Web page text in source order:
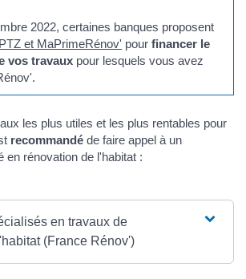
2022, certaines banques proposent
et MaPrimeRénov' pourfinancer le
vos travaux pour lesquels vous avez
les plus utiles et les plus rentables pour
recommandé de faire appel à un
en rénovation de l'habitat :
en travaux de
(France Rénov')